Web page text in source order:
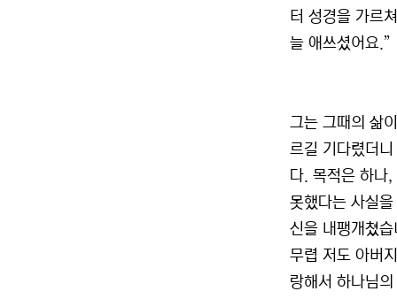
터 성경을 가르
늘 애쓰셨어요.”
그는 그때의 삶
르길 기다렸더
다. 목적은 하나
못했다는 사실
신을 내팽개쳤
무렵 저도 아버
랑해서 하나님